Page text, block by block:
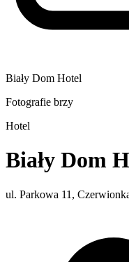
Biały Dom Hotel
Fotografie brzy
Hotel
Biały Dom
ul. Parkowa 11,